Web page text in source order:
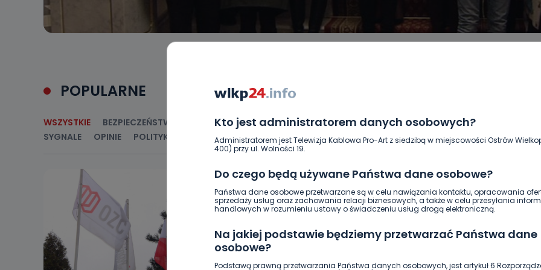
Kto jest administratorem danych osobowych?
Administratorem jest Telewizja Kablowa Pro-Art z siedzibą w miejscowości Ostrów
400) przy ul. Wolności 19.
Do czego będą używane Państwa dane osobowe?
Państwa dane osobowe przetwarzane są w celu nawiązania kontaktu, opracowania
sprzedaży usług oraz zachowania relacji biznesowych, a także w celu przesyłania
handlowych w rozumieniu ustawy o świadczeniu usług drogą elektroniczną.
Na jakiej podstawie będziemy przetwarzać Państwa dane
osobowe?
Podstawą prawną przetwarzania Państwa danych osobowych, jest artykuł 6
POPULARNE
WSZYSTKIE BEZPIECZEŃSTWO CIEKAWOSTKI EDUKACJA GOSPODARKA I FINANSE HISTORIA
SYGNALE
OPINIE POLITYKA RELIGIA SAMORZĄD ŚRODOWISKO WASZE INFO WSZYSTKICH ŚWIĘTYCH